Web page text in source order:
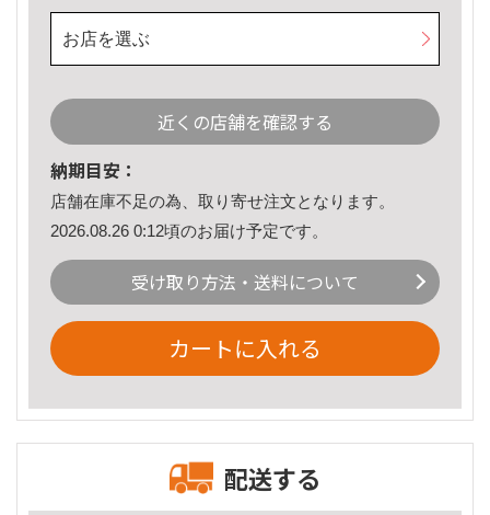
お店を選ぶ
近くの店舗を確認する
納期目安：
店舗在庫不足の為、取り寄せ注文となります。
2026.08.26 0:12頃のお届け予定です。
受け取り方法・送料について
カートに入れる
配送する